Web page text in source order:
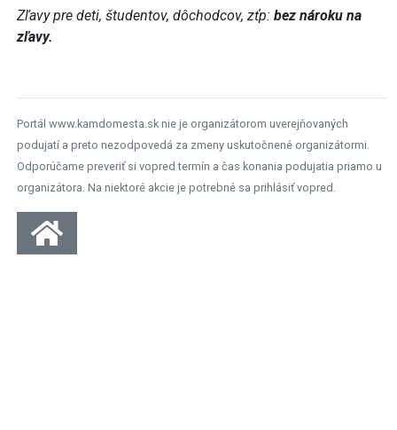
Zľavy pre deti, študentov, dôchodcov, zťp: bez nároku na
zľavy.
Portál www.kamdomesta.sk nie je organizátorom uverejňovaných
podujatí a preto nezodpovedá za zmeny uskutočnené organizátormi.
Odporúčame preveriť si vopred termín a čas konania podujatia priamo u
organizátora. Na niektoré akcie je potrebné sa prihlásiť vopred.